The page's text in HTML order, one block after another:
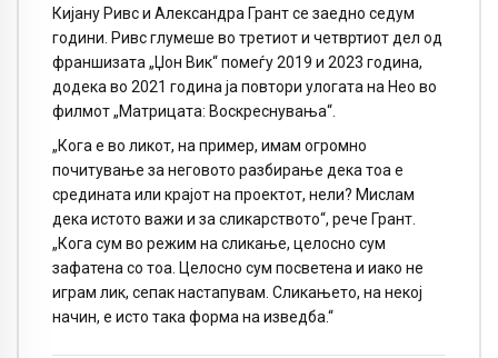
Кијану Ривс и Александра Грант се заедно седум
години. Ривс глумеше во третиот и четвртиот дел од
франшизата „Џон Вик“ помеѓу 2019 и 2023 година,
додека во 2021 година ја повтори улогата на Нео во
филмот „Матрицата: Воскреснувања“.
„Кога е во ликот, на пример, имам огромно
почитување за неговото разбирање дека тоа е
средината или крајот на проектот, нели? Мислам
дека истото важи и за сликарството“, рече Грант.
„Кога сум во режим на сликање, целосно сум
зафатена со тоа. Целосно сум посветена и иако не
играм лик, сепак настапувам. Сликањето, на некој
начин, е исто така форма на изведба.“